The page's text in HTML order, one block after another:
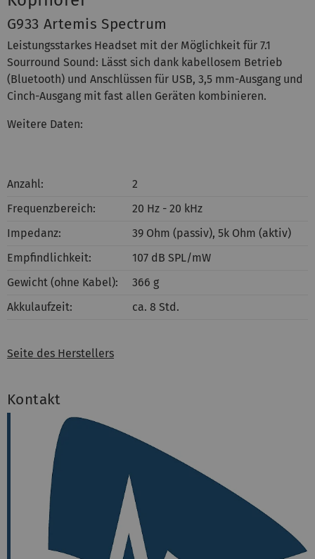
G933 Artemis Spectrum
Leistungsstarkes Headset mit der Möglichkeit für 7.1
Sourround Sound: Lässt sich dank kabellosem Betrieb
(Bluetooth) und Anschlüssen für USB, 3,5 mm-Ausgang und
Cinch-Ausgang mit fast allen Geräten kombinieren.
Weitere Daten:
Anzahl:
2
Frequenzbereich:
20 Hz - 20 kHz
Impedanz:
39 Ohm (passiv), 5k Ohm (aktiv)
Empfindlichkeit:
107 dB SPL/mW
Gewicht (ohne Kabel):
366 g
Akkulaufzeit:
ca. 8 Std.
Seite des Herstellers
Kontakt